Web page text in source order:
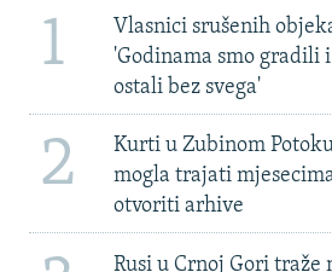
1
Vlasnici srušenih
'Godinama smo gradili
ostali bez svega'
2
Kurti u Zubinom
mogla trajati
otvoriti arhive
Rusi u Crnoj Gori traže